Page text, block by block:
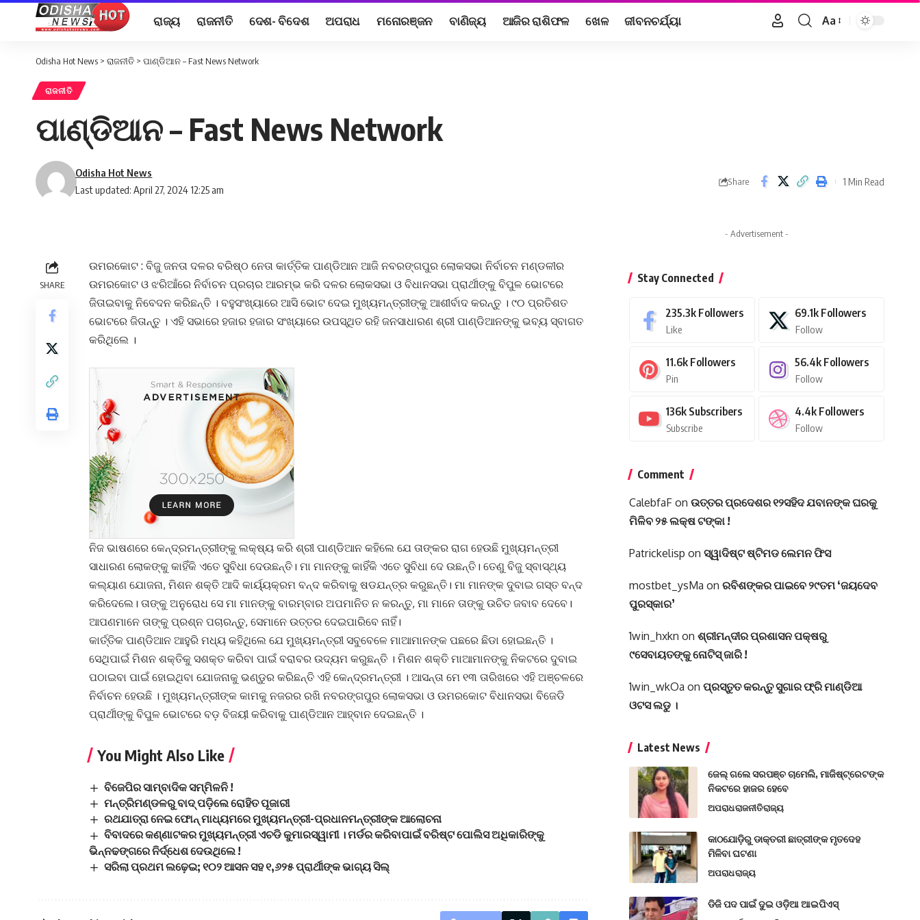
ରାଜ୍ୟ ରାଜନୀତି ଦେଶ- ବିଦେଶ ଅପରାଧ ମନୋରଞ୍ଜନ ବାଣିଜ୍ୟ ଆଜିର ରାଶିଫଳ ଖେଳ ଜୀବନଚର୍ଯ୍ୟା
Font
Aa
Odisha Hot News > ରାଜନୀତି > ପାଣ୍ଡିଆନ – Fast News Network
ରାଜନୀତି
ପାଣ୍ଡିଆନ – Fast News Network
Last updated: April 27, 2024 12:25 am
Odisha Hot News
Share 1 Min Read
SHARE
ଉମରକୋଟ : ବିଜୁ ଜନତା ଦଳର ବରିଷ୍ଠ ନେତା କାର୍ତ୍ତିକ ପାଣ୍ଡିଆନ ଆଜି ନବରଙ୍ଗପୁର ଲୋକସଭା ନିର୍ବାଚନ ମଣ୍ଡଳୀର
ଉମରକୋଟ ଓ ଝରିଆଁରେ ନିର୍ବାଚନ ପ୍ରଚାର ଆରମ୍ଭ କରି ଦଳର ଲୋକସଭା ଓ ବିଧାନସଭା ପ୍ରାର୍ଥୀଙ୍କୁ ବିପୁଳ ଭୋଟରେ
ଜିତାଇବାକୁ ନିବେଦନ କରିଛନ୍ତି । ବହୁସଂଖ୍ୟାରେ ଆସି ଭୋଟ ଦେଇ ମୁଖ୍ୟମନ୍ତ୍ରୀଙ୍କୁ ଆଶୀର୍ବାଦ କରନ୍ତୁ । ୯୦ ପ୍ରତିଶତ
ଭୋଟରେ ଜିତାନ୍ତୁ । ଏହି ସଭାରେ ହଜାର ହଜାର ସଂଖ୍ୟାରେ ଉପସ୍ଥିତ ରହି ଜନସାଧାରଣ ଶ୍ରୀ ପାଣ୍ଡିଆନଙ୍କୁ ଭବ୍ୟ ସ୍ବାଗତ
କରିଥିଲେ ।
ନିଜ ଭାଷଣରେ କେନ୍ଦ୍ରମନ୍ତ୍ରୀଙ୍କୁ ଲକ୍ଷ୍ୟ କରି ଶ୍ରୀ ପାଣ୍ଡିଆନ କହିଲେ ଯେ ତାଙ୍କର ରାଗ ହେଉଛି ମୁଖ୍ୟମନ୍ତ୍ରୀ
ସାଧାରଣ ଲୋକଙ୍କୁ କାହିଁକି ଏତେ ସୁବିଧା ଦେଉଛନ୍ତି। ମା ମାନଙ୍କୁ କାହିଁକି ଏତେ ସୁବିଧା ଦେ ଉଛନ୍ତି। ତେଣୁ ବିଜୁ ସ୍ବାସ୍ଥ୍ୟ
କଲ୍ୟାଣ ଯୋଜନା, ମିଶନ ଶକ୍ତି ଆଦି କାର୍ୟ୍ୟକ୍ରମ ବନ୍ଦ କରିବାକୁ ଷଡଯନ୍ତ୍ର କରୁଛନ୍ତି। ମା ମାନଙ୍କ ଦୁବାଇ ଗସ୍ତ ବନ୍ଦ
କରିଦେଲେ। ତାଙ୍କୁ ଅନୁରୋଧ ସେ ମା ମାନଙ୍କୁ ବାରମ୍ବାର ଅପମାନିତ ନ କରନ୍ତୁ, ମା ମାନେ ତାଙ୍କୁ ଉଚିତ ଜବାବ ଦେବେ।
ଆପଣମାନେ ତାଙ୍କୁ ପ୍ରଶ୍ନ ପଚାରନ୍ତୁ, ସେମାନେ ଉତ୍ତର ଦେଇପାରିବେ ନାହିଁ।
କାର୍ତ୍ତିକ ପାଣ୍ଡିଆନ ଆହୁରି ମଧ୍ୟ କହିଥିଲେ ଯେ ମୁଖ୍ୟମନ୍ତ୍ରୀ ସବୁବେଳେ ମାଆମାନଙ୍କ ପଛରେ ଛିଡା ହୋଇଛନ୍ତି ।
ସେଥିପାଇଁ ମିଶନ ଶକ୍ତିକୁ ସଶକ୍ତ କରିବା ପାଇଁ ବରାବର ଉଦ୍ୟମ କରୁଛନ୍ତି । ମିଶନ ଶକ୍ତି ମାଆମାନଙ୍କୁ ନିକଟରେ ଦୁବାଇ
ପଠାଇବା ପାଇଁ ହୋଇଥିବା ଯୋଜନାକୁ ଭଣ୍ଡୁର କରିଛନ୍ତି ଏହି କେନ୍ଦ୍ରମନ୍ତ୍ରୀ । ଆସନ୍ତା ମେ ୧୩ ତାରିଖରେ ଏହି ଅଞ୍ଚଳରେ
ନିର୍ବାଚନ ହେଉଛି । ମୁଖ୍ୟମନ୍ତ୍ରୀଙ୍କ କାମକୁ ନଜରର ରଖି ନବରଙ୍ଗପୁର ଲୋକସଭା ଓ ଉମରକୋଟ ବିଧାନସଭା ବିଜେଡି
ପ୍ରାର୍ଥୀଙ୍କୁ ବିପୁଳ ଭୋଟରେ ବଡ଼ ବିଜୟୀ କରିବାକୁ ପାଣ୍ଡିଆନ ଆହ୍ବାନ ଦେଇଛନ୍ତି ।
You Might Also Like
ବିଜେପିର ସାମ୍ବାଦିକ ସମ୍ମିଳନି !
ମନ୍ତ୍ରିମଣ୍ଡଳରୁ ବାଦ୍ ପଡ଼ିଲେ ରୋହିତ ପୂଜାରୀ
ରଥଯାତ୍ରା ନେଇ ଫୋନ୍‌ ମାଧ୍ୟମରେ ମୁଖ୍ୟମନ୍ତ୍ରୀ-ପ୍ରଧାନମନ୍ତ୍ରୀଙ୍କ ଆଲୋଚନା
ବିବାଦରେ କଣ୍ଣାଟକର ମୁଖ୍ୟମନ୍ତ୍ରୀ ଏଚଡି କୁମାରସ୍ୱାମୀ । ମର୍ଡର କରିବାପାଇଁ ବରିଷ୍ଟ ପୋଲିସ ଅଧିକାରିଙ୍କୁ
ଭିନ୍ନଢଙ୍ଗରେ ନିର୍ଦ୍ଧେଶ ଦେଉଥିଲେ !
ସରିଲା ପ୍ରଥମ ଲଢ଼େଇ; ୧୦୨ ଆସନ ସହ ୧,୬୨୫ ପ୍ରାର୍ଥୀଙ୍କ ଭାଗ୍ୟ ସିଲ୍
- Advertisement -
Stay Connected
235.3k Followers
Like
69.1k Followers
Follow
11.6k Followers
Pin
56.4k Followers
Follow
136k Subscribers
Subscribe
4.4k Followers
Follow
Comment
CalebfaFon ଉତ୍ତର ପ୍ରଦେଶର ୧୨ସହିଦ ଯବାନଙ୍କ ଘରକୁ
ମିଳିବ ୨୫ ଲକ୍ଷ ଟଙ୍କା !
Patrickelisp on ସ୍ୱାଦିଷ୍ଟ ଷ୍ଟିମଡ ଲେମନ ଫିସ
mostbet_ysMa on ରବିଶଙ୍କର ପାଇବେ ୨୯ତମ ‘ଜୟଦେବ
ପୁରସ୍କାର’
1win_hxkn on ଶ୍ରୀମନ୍ଦୀର ପ୍ରଶାସନ ପକ୍ଷରୁ
୯ସେବାୟତଙ୍କୁ ନୋଟିସ୍ ଜାରି !
1win_wkOa on ପ୍ରସ୍ତୁତ କରନ୍ତୁ ସୁଗାର ଫ୍ରି ମାଣ୍ଡିଆ
ଓଟସ ଲଡୁ ।
Latest News
ଜେଲ୍ ଗଲେ ସରପଞ୍ଚ ଚାମେଲି, ମାଜିଷ୍ଟ୍ରେଟଙ୍କ
ନିକଟରେ ହାଜର ହେବେ
ଅପରାଧରାଜନୀତିରାଜ୍ୟ
କାଠଯୋଡ଼ିରୁ ଡାକ୍ତରୀ ଛାତ୍ରୀଙ୍କ ମୃତଦେହ
ମିଳିବା ଘଟଣା
ଅପରାଧରାଜ୍ୟ
ଡିଜି ପଦ ପାଇଁ ଦୁଇ ଓଡ଼ିଆ ଆଇପିଏସ୍